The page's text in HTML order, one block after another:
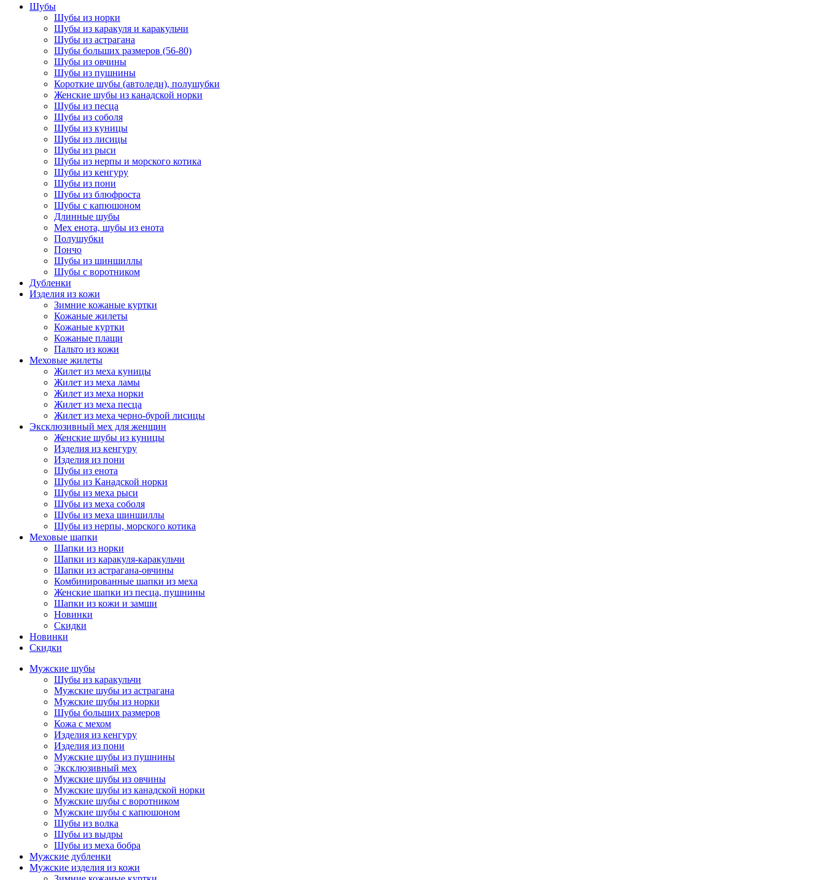
Шубы
Шубы из норки
Шубы из каракуля и каракульчи
Шубы из астрагана
Шубы больших размеров (56-80)
Шубы из овчины
Шубы из пушнины
Короткие шубы (автоледи), полушубки
Женские шубы из канадской норки
Шубы из песца
Шубы из соболя
Шубы из куницы
Шубы из лисицы
Шубы из рыси
Шубы из нерпы и морского котика
Шубы из кенгуру
Шубы из пони
Шубы из блюфроста
Шубы с капюшоном
Длинные шубы
Мех енота, шубы из енота
Полушубки
Пончо
Шубы из шиншиллы
Шубы с воротником
Дубленки
Изделия из кожи
Зимние кожаные куртки
Кожаные жилеты
Кожаные куртки
Кожаные плащи
Пальто из кожи
Меховые жилеты
Жилет из меха куницы
Жилет из меха ламы
Жилет из меха норки
Жилет из меха песца
Жилет из меха черно-бурой лисицы
Эксклюзивный мех для женщин
Женские шубы из куницы
Изделия из кенгуру
Изделия из пони
Шубы из енота
Шубы из Канадской норки
Шубы из меха рыси
Шубы из меха соболя
Шубы из меха шиншиллы
Шубы из нерпы, морского котика
Меховые шапки
Шапки из норки
Шапки из каракуля-каракульчи
Шапки из астрагана-овчины
Комбинированные шапки из меха
Женские шапки из песца, пушнины
Шапки из кожи и замши
Новинки
Скидки
Новинки
Скидки
Мужские шубы
Шубы из каракульчи
Мужские шубы из астрагана
Мужские шубы из норки
Шубы больших размеров
Кожа с мехом
Изделия из кенгуру
Изделия из пони
Мужские шубы из пушнины
Эксклюзивный мех
Мужские шубы из овчины
Мужские шубы из канадской норки
Мужские шубы с воротником
Мужские шубы с капюшоном
Шубы из волка
Шубы из выдры
Шубы из меха бобра
Мужские дубленки
Мужские изделия из кожи